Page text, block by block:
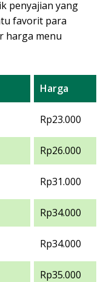
penyajian yang
favorit para
harga menu
Harga
Rp23.000
Rp26.000
Rp31.000
Rp34.000
Rp34.000
Rp35.000